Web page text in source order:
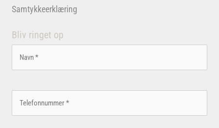
Samtykkeerklæring
Bliv ringet op